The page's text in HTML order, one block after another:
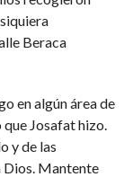
Beraca
en algún área de
que Josafat hizo.
y de las
Dios. Mantente